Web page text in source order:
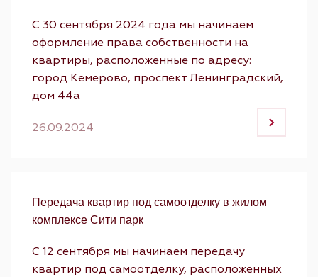
C 30 сентября 2024 года мы начинаем
оформление права собственности на
квартиры, расположенные по адресу:
город Кемерово, проспект Ленинградский,
дом 44а
26.09.2024
Передача квартир под самоотделку в жилом
комплексе Сити парк
С 12 сентября мы начинаем передачу
квартир под самоотделку, расположенных